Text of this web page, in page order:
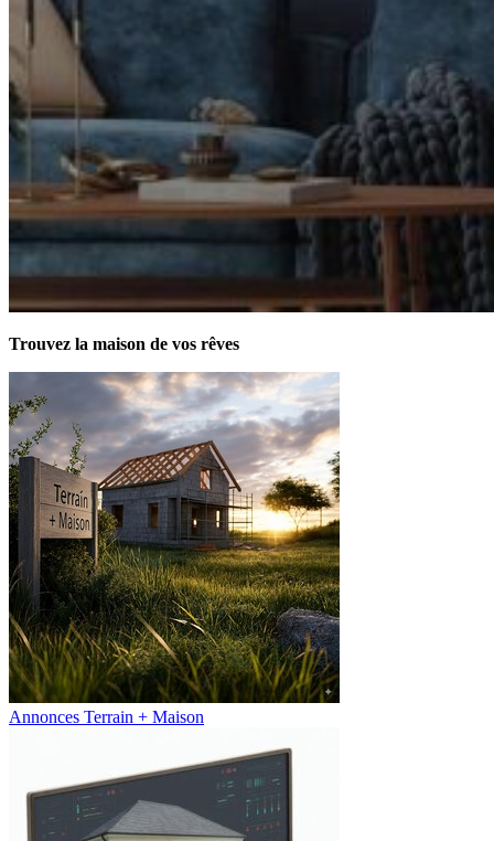
Trouvez la maison de vos rêves
Annonces Terrain + Maison